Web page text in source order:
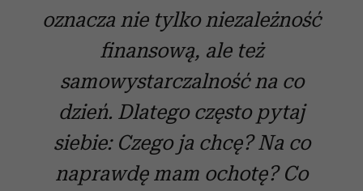
oznacza nie tylko niezależność
finansową, ale też
samowystarczalność na co
dzień. Dlatego często pytaj
siebie: Czego ja chcę? Na co
naprawdę mam ochotę? Co